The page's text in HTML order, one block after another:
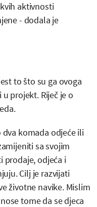
aktivnosti
- dodala je
to što su ga ovoga
projekt. Riječ je o
komada odjeće ili
sa svojim
prodaje, odjeća i
Cilj je razvijati
životne navike. Mislim
tome da se djeca